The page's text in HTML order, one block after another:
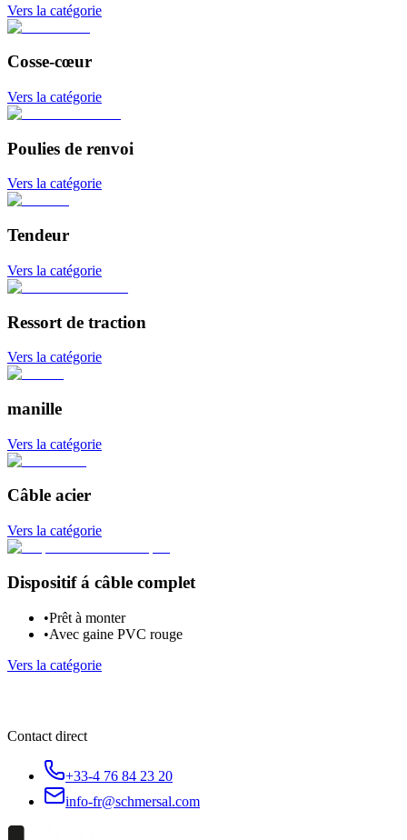
Vers la catégorie
Cosse-cœur
Vers la catégorie
Poulies de renvoi
Vers la catégorie
Tendeur
Vers la catégorie
Ressort de traction
Vers la catégorie
manille
Vers la catégorie
Câble acier
Vers la catégorie
Dispositif á câble complet
•Prêt à monter
•Avec gaine PVC rouge
Vers la catégorie
Contact direct
+33-4 76 84 23 20
info-fr@schmersal.com